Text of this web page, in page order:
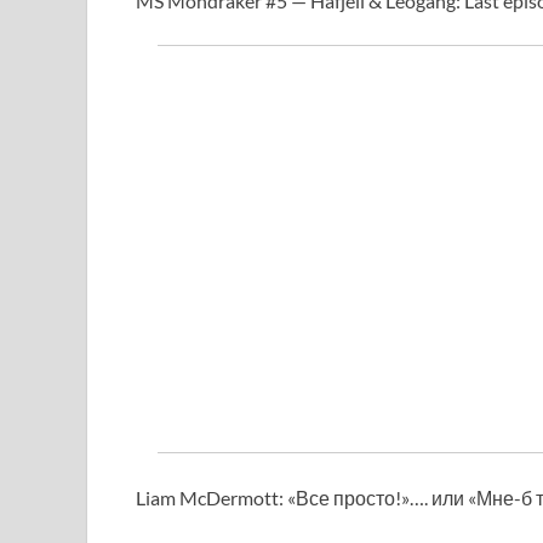
Liam McDermott: «Все просто!»…. или «Мне-б